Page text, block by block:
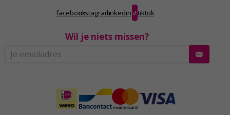
facebookinstagramlinkedin tiktok
Wil je niets missen?